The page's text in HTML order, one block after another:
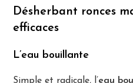
Désherbant ronces
efficaces
L’eau bouillante
Simple et radicale, l’eau